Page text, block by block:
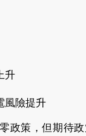
升
風險提升
政策，但期待